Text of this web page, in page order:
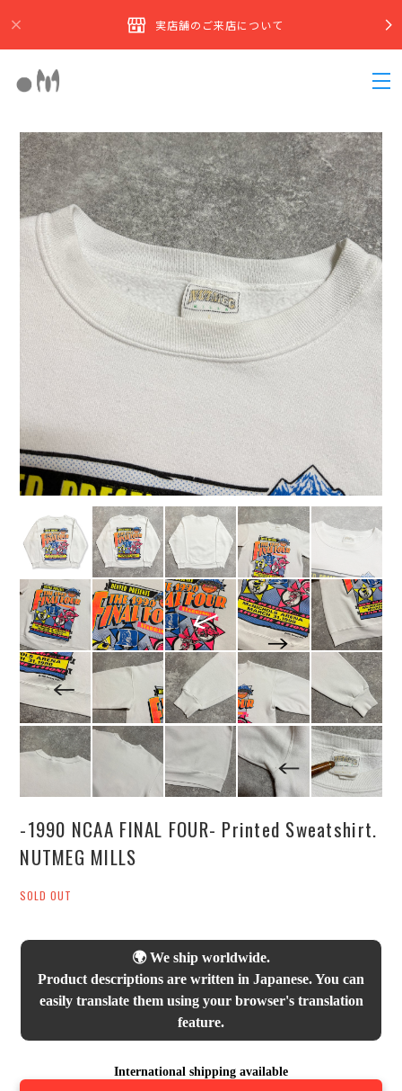
実店舗のご来店について
-1990 NCAA FINAL FOUR- Printed Sweatshirt.
NUTMEG MILLS
SOLD OUT
🌍 We ship worldwide.
Product descriptions are written in Japanese. You can
easily translate them using your browser's translation
feature.
International shipping available